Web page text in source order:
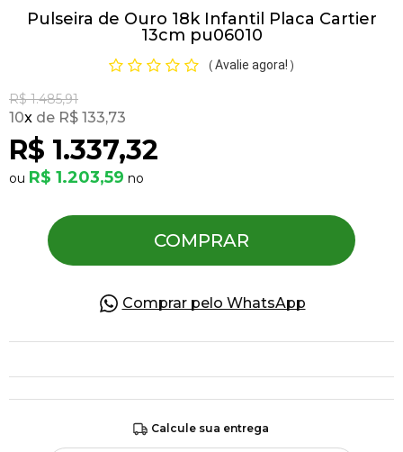
Pulseira de Ouro 18k Infantil Placa Cartier
13cm pu06010
( Avalie agora! )
R$ 1.485,91
R$ 1.337,32
10x R$ 133,73
R$ 1.203,59
COMPRAR
Comprar pelo WhatsApp
Calcule sua entrega
Pedras Preciosas
OFERTAS